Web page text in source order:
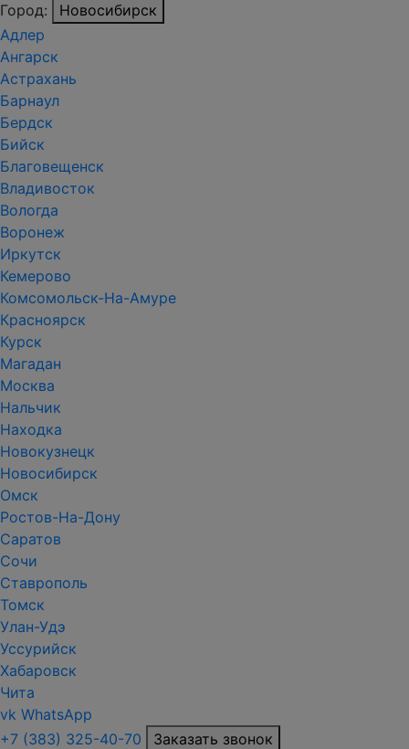
Город:
Новосибирск
Адлер
Ангарск
Астрахань
Барнаул
Бердск
Бийск
Благовещенск
Владивосток
Вологда
Воронеж
Иркутск
Кемерово
Комсомольск-На-Амуре
Красноярск
Курск
Магадан
Москва
Нальчик
Находка
Новокузнецк
Новосибирск
Омск
Ростов-На-Дону
Саратов
Сочи
Ставрополь
Томск
Улан-Удэ
Уссурийск
Хабаровск
Чита
vk WhatsApp
+7 (383) 325-40-70
Заказать звонок